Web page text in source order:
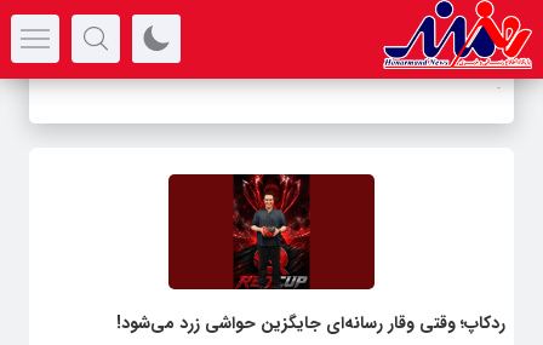
-
ردکاپ؛ وقتی وقار رسانه‌ای جایگزین حواشی زرد می‌شود!